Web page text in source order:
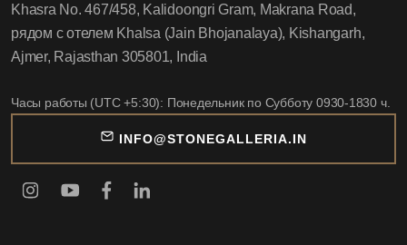
Khasra No. 467/458, Kalidoongri Gram, Makrana Road,
рядом с отелем Khalsa (Jain Bhojanalaya), Kishangarh,
Ajmer, Rajasthan 305801, India
Часы работы (UTC +5:30): Понедельник по Субботу 0930-1830 ч.
INFO@STONEGALLERIA.IN